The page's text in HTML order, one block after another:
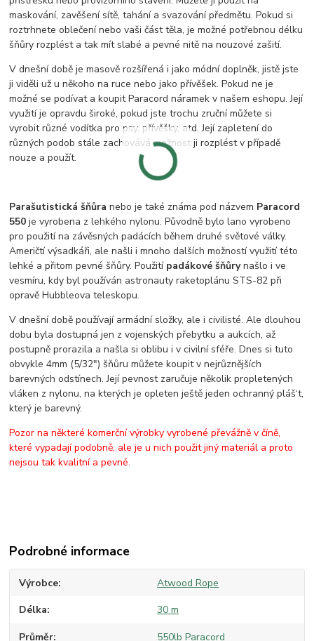
maskování, zavěšení sítě, tahání a svazování předmětu. Pokud si
roztrhnete oblečení nebo vaši část těla, je možné potřebnou délku
šňůry rozplést a tak mít slabé a pevné nitě na nouzové zašití.
V dnešní době je masově rozšířená i jako módní doplněk, jistě jste
ji viděli už u někoho na ruce nebo jako přívěšek. Pokud ne je
možné se podívat a koupit Paracord náramek v našem eshopu. Její
využití je opravdu široké, pokud jste trochu zruční můžete si
vyrobit různé vodítka pro psy, přívěšky, atd. Její zapletení do
různých podob stále zachovává možnost ji rozplést v případě
nouze a použít.
Parašutistická šňůra nebo je také známa pod názvem Paracord
550 je vyrobena z lehkého nylonu. Původně bylo lano vyrobeno
pro použití na závěsných padácích během druhé světové války.
Američtí výsadkáři, ale našli i mnoho dalších možností využití této
lehké a přitom pevné šňůry. Použití padákové šňůrynašlo i ve
vesmíru, kdy byl používán astronauty raketoplánu STS-82 při
opravě Hubbleova teleskopu.
V dnešní době používají armádní složky, ale i civilisté. Ale dlouhou
dobu byla dostupná jen z vojenských přebytku a aukcích, až
postupně prorazila a našla si oblibu i v civilní sféře. Dnes si tuto
obvykle 4mm (5/32") šňůru můžete koupit v nejrůznějších
barevných odstínech. Její pevnost zaručuje několik propletených
vláken z nylonu, na kterých je opleten ještě jeden ochranný pláš‘t,
který je barevný.
Pozor na některé komerční výrobky vyrobené převážně v číně,
které vypadají podobně, ale je u nich použit jiný materiál a proto
nejsou tak kvalitní a pevné.
Podrobné informace
Výrobce Atwood Rope
Délka 30 m
Průměr 550lb Paracord